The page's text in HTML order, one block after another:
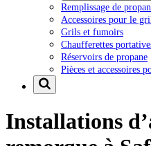
Remplissage de
Accessoires pour le
Grils et fumoirs
Chaufferettes
Réservoirs de propane
Pièces et accessoires
Installations